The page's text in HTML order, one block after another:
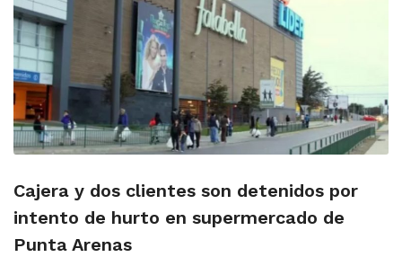
Cajera y dos clientes son detenidos por
intento de hurto en supermercado de
Punta Arenas